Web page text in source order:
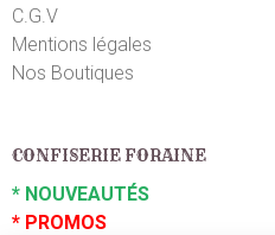
C.G.V
Mentions légales
Nos Boutiques
CONFISERIE FORAINE
* NOUVEAUTÉS
* PROMOS